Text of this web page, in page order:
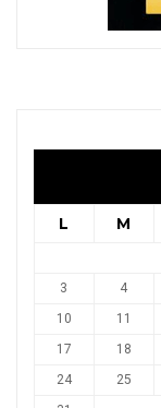
L M
3
4
10
11
17
18
24
25